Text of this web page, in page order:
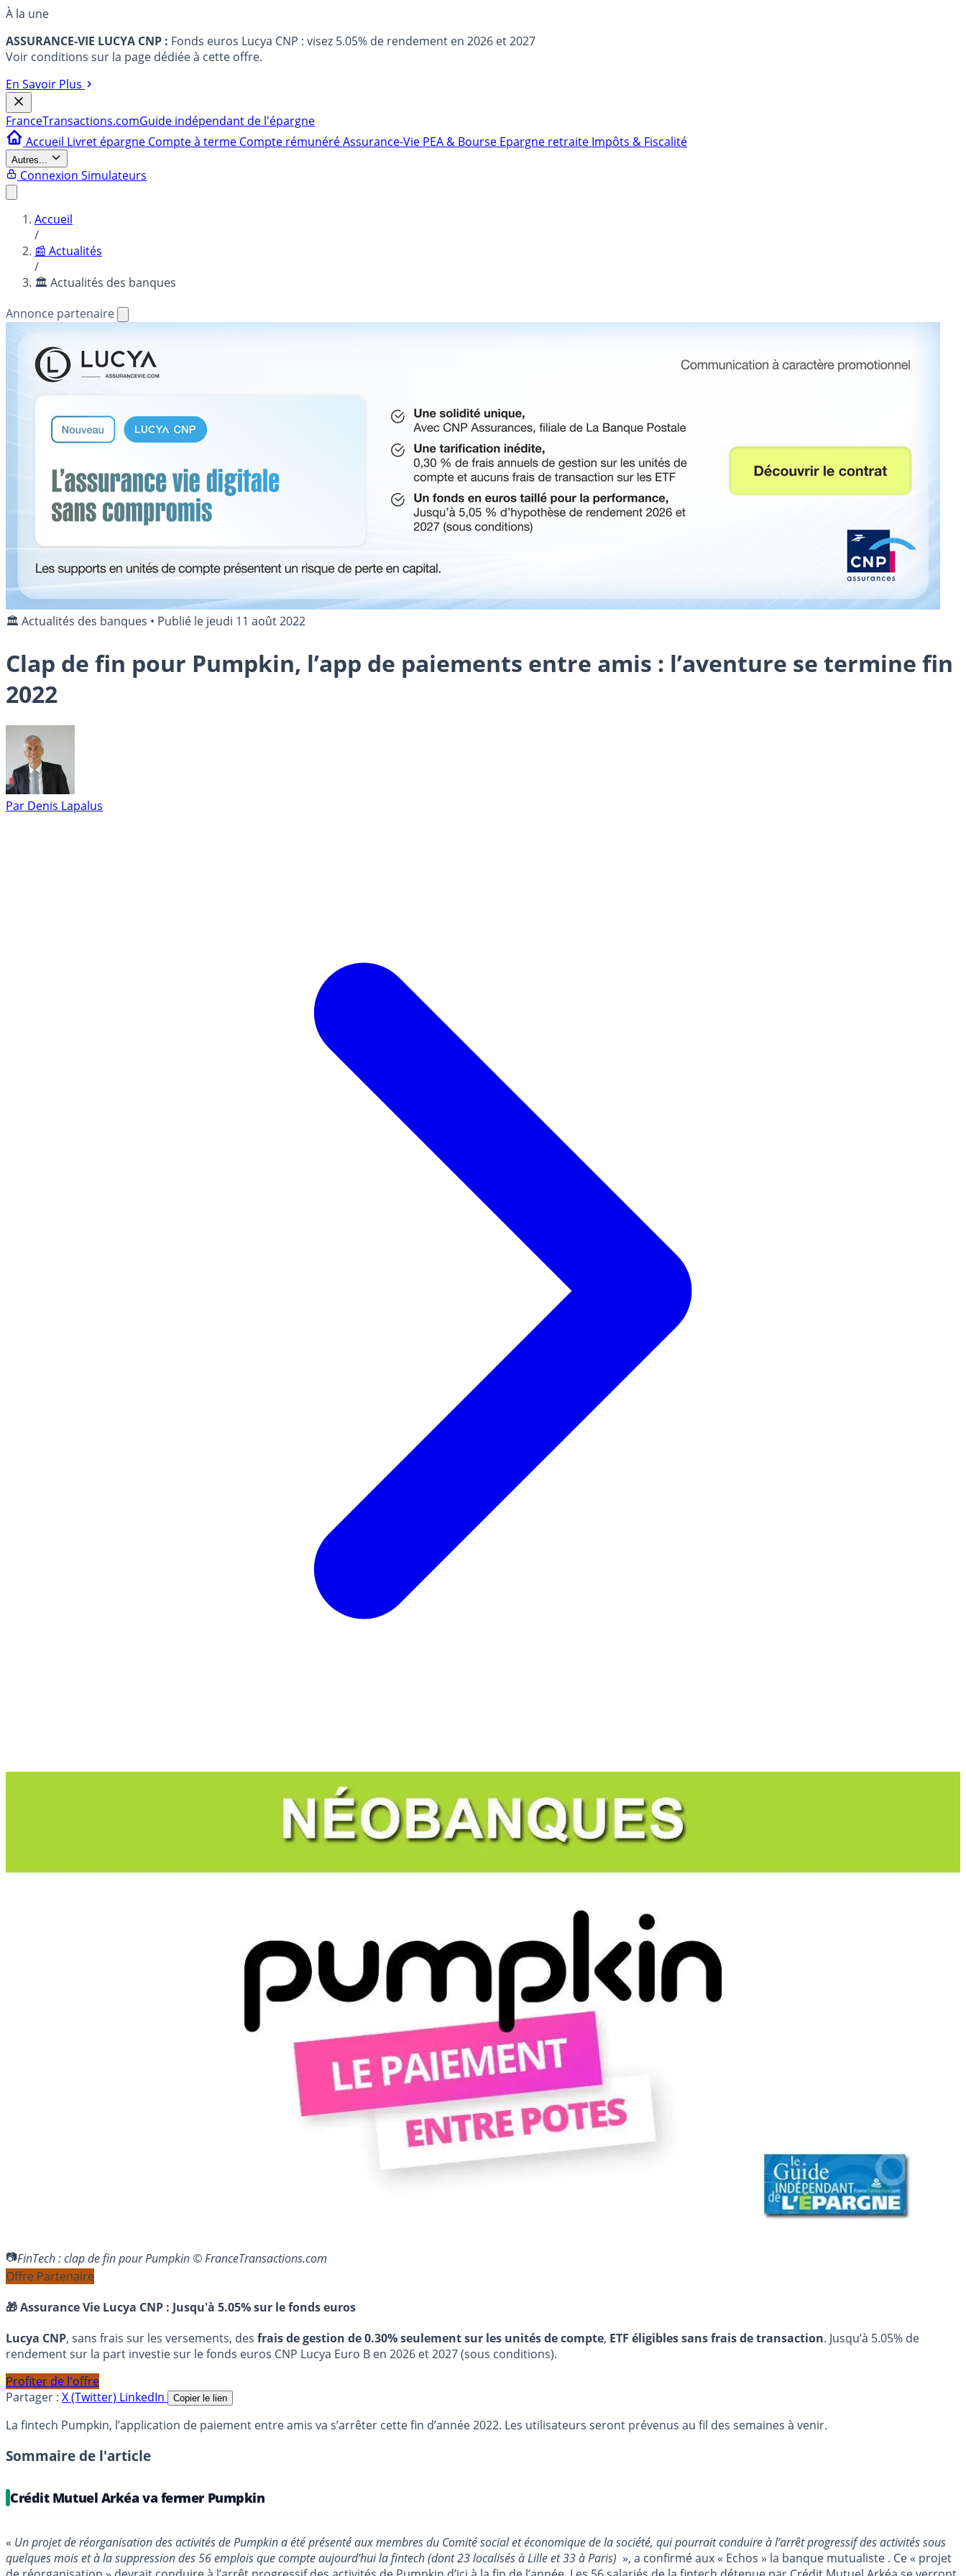
À la une
ASSURANCE-VIE LUCYA CNP : Fonds euros Lucya CNP : visez 5.05% de rendement en 2026 et 2027
Voir conditions sur la page dédiée à cette offre.
En Savoir Plus
FranceTransactions.comGuide indépendant de l'épargne
Accueil Livret épargne Compte à terme Compte rémunéréAssurance-Vie PEA & Bourse Epargne retraite Impôts & Fiscalité
Autres...
Connexion Simulateurs
Accueil
/
📰 Actualités
/
🏛️ Actualités des banques
Annonce partenaire
🏛️ Actualités des banques • Publié le jeudi 11 août 2022
Clap de fin pour Pumpkin, l’app de paiements entre amis : l’aventure se termine fin
2022
Par Denis Lapalus
FinTech : clap de fin pour Pumpkin © FranceTransactions.com
Offre Partenaire
🎁 Assurance Vie Lucya CNP : Jusqu'à 5.05% sur le fonds euros
Lucya CNP, sans frais sur les versements, des frais de gestion de 0.30% seulement sur les unités de compte, ETF éligibles sans frais de transaction. Jusqu’à 5.05% de
rendement sur la part investie sur le fonds euros CNP Lucya Euro B en 2026 et 2027 (sous conditions).
Profiter de l'offre
Partager : X (Twitter) LinkedIn Copier le lien
La fintech Pumpkin, l’application de paiement entre amis va s’arrêter cette fin d’année 2022. Les utilisateurs seront prévenus au fil des semaines à venir.
Sommaire de l'article
Crédit Mutuel Arkéa va fermer Pumpkin
« Un projet de réorganisation des activités de Pumpkin a été présenté aux membres du Comité social et économique de la société, qui pourrait conduire à l’arrêt progressif des activités sous
quelques mois et à la suppression des 56 emplois que compte aujourd’hui la fintech (dont 23 localisés à Lille et 33 à Paris) », a confirmé aux « Echos » la banque mutualiste . Ce « projet